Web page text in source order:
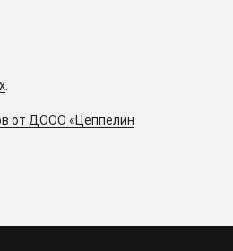
от ДООО «Цеппелин